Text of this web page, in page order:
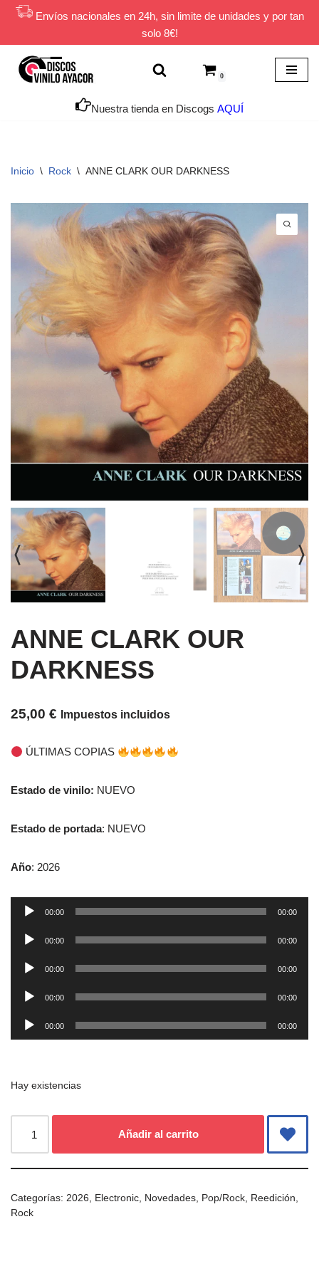
contenido
Envíos nacionales en 24h, sin limite de unidades y por tan
solo 8€!
0
Nuestra tienda en Discogs AQUÍ
Inicio \ Rock \ ANNE CLARK OUR DARKNESS
ANNE CLARK OUR
DARKNESS
25,00 € Impuestos incluidos
ÚLTIMAS COPIAS
Estado de vinilo: NUEVO
Estado de portada: NUEVO
Año: 2026
Reproductor
audio
00:00 00:00
Reproductor
audio
00:00 00:00
Reproductor
audio
00:00 00:00
Reproductor
audio
00:00 00:00
Reproductor
00:00 00:00
Hay existencias
Añadir al carrito
Categorías: 2026, Electronic, Novedades, Pop/Rock, Reedición,
Rock